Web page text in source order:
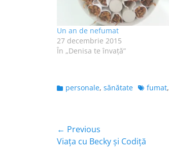
Un an de nefumat
27 decembrie 2015
În „Denisa te învaţă”
Categories
personale, sănătate Tagsfumat,
Navigare
în
← Previous
Previous
Viața cu Becky și Codiță